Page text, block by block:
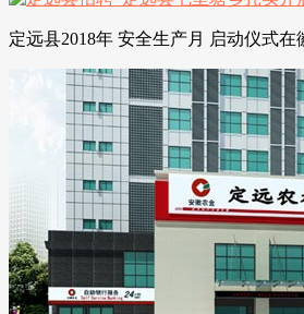
定远县2018年 安全生产月 启动仪式